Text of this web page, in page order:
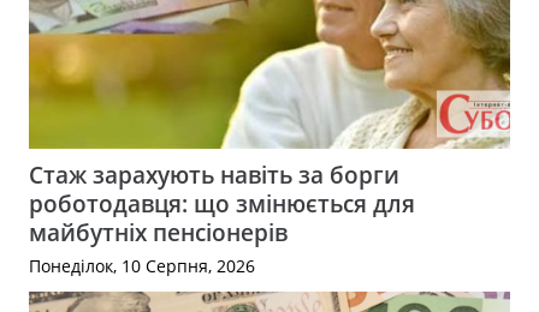
Стаж зарахують навіть за борги
роботодавця: що змінюється для
майбутніх пенсіонерів
Понеділок, 10 Серпня, 2026